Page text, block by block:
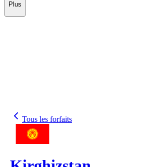
Plus
Tous les forfaits